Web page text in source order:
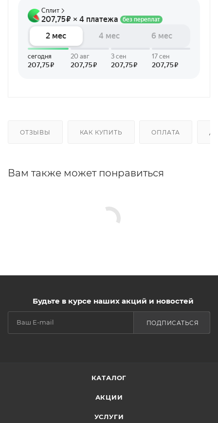
ОТЗЫВЫ КАК КУПИТЬ ОПЛАТА
Вам также может понравиться
Будьте в курсе наших акций и новостей
ПОДПИСАТЬСЯ
КАТАЛОГ
АКЦИИ
УСЛУГИ